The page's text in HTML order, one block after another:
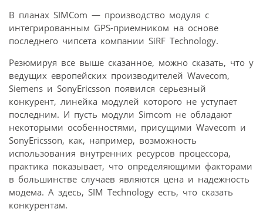
В планах SIMCom — производство модуля с
интегрированным GPS-приемником на основе
последнего чипсета компании SiRF Technology.
Резюмируя все выше сказанное, можно сказать, что у
ведущих европейских производителей Wavecom,
Siemens и SonyEricsson появился серьезный
конкурент, линейка модулей которого не уступает
последним. И пусть модули Simcom не обладают
некоторыми особенностями, присущими Wavecom и
SonyEricsson, как, например, возможность
использования внутренних ресурсов процессора,
практика показывает, что определяющими факторами
в большинстве случаев являются цена и надежность
модема. А здесь, SIM Technology есть, что сказать
конкурентам.